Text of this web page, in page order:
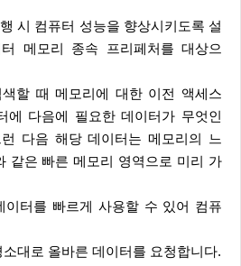
메모리 종속 프리페처를 대상으
할 때 메모리에 대한 이전 액세스
에 다음에 필요한 데이터가 무엇인
다음 해당 데이터는 메모리의 느
같은 빠른 메모리 영역으로 미리 가
이터를 빠르게 사용할 수 있어 컴퓨
대로 올바른 데이터를 요청합니다.